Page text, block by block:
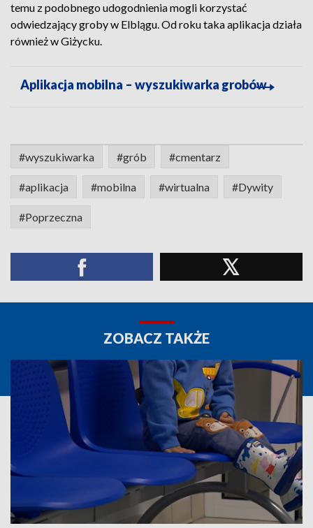
temu z podobnego udogodnienia mogli korzystać
odwiedzający groby w Elblągu. Od roku taka aplikacja działa
również w Giżycku.
Aplikacja mobilna – wyszukiwarka grobów
#wyszukiwarka #grób #cmentarz
#aplikacja #mobilna #wirtualna #Dywity
#Poprzeczna
ZOBACZ TAKŻE